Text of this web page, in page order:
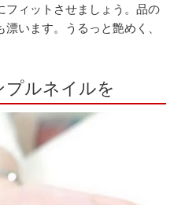
フィットさせましょう。品の
います。うるっと艶めく、
プルネイルを